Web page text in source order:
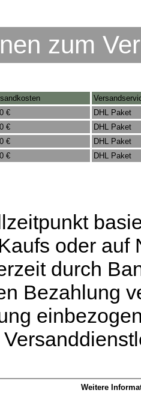
zum
€
DHL Paket
€
DHL Paket
€
DHL Paket
€ DHL Paket
oder
durch
Bezahlung
Weitere